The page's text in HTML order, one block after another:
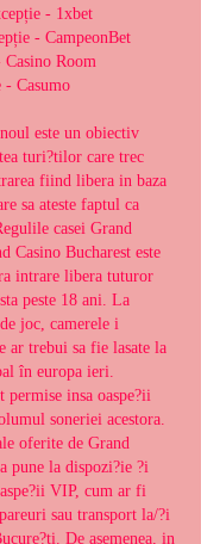
- 1xbet
- CampeonBet
Room
- Casumo
este un obiectiv
turi?tilor care trec
fiind libera in baza
sa ateste faptul ca
casei Grand
Casino Bucharest este
intrare libera tuturor
peste 18 ani. La
joc, camerele i
ar trebui sa fie lasate la
în europa ieri.
permise insa oaspe?ii
soneriei acestora.
oferite de Grand
pune la dispozi?ie ?i
VIP, cum ar fi
sau transport la/?i
De asemenea, in